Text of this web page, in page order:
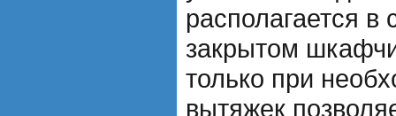
располагается в
закрытом
только при
вытяжек